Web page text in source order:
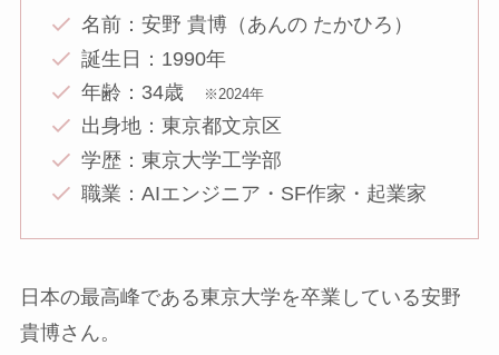
名前：安野 貴博（あんの たかひろ）
誕生日：1990年
年齢：34歳
※2024年
出身地：東京都文京区
学歴：東京大学工学部
職業：AIエンジニア・SF作家・起業家
日本の最高峰である東京大学を卒業している安野
貴博さん。